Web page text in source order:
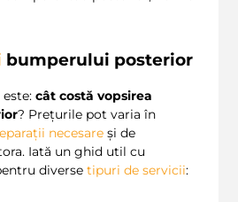
bumperului posterior
cât costă vopsirea
? Prețurile pot varia în
necesare și de
Iată un ghid util cu
diverse tipuri de servicii: